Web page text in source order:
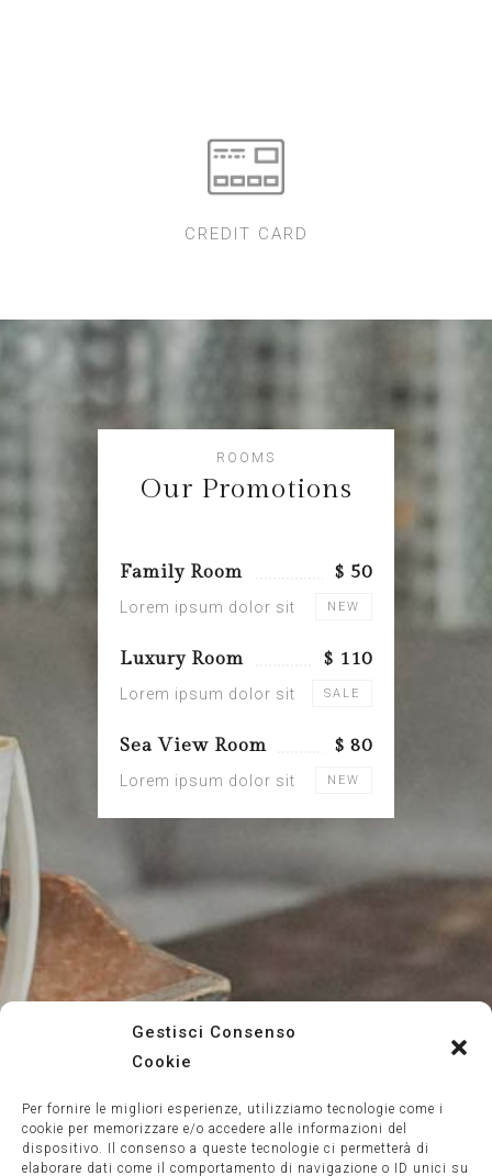
Gestisci Consenso
Cookie
Per fornire le migliori esperienze, utilizziamo tecnologie come i
cookie per memorizzare e/o accedere alle informazioni del
dispositivo. Il consenso a queste tecnologie ci permetterà di
elaborare dati come il comportamento di navigazione o ID unici su
CREDIT CARD
ROOMS
Our Promotions
Family Room $ 50
Lorem ipsum dolor sit NEW
Luxury Room $ 110
Lorem ipsum dolor sit SALE
Sea View Room $ 80
Lorem ipsum dolor sit NEW